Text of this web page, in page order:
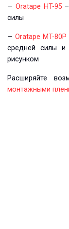
— Oratape HT-95–
силы
—Oratape MT-80P
средней силы и
рисунком
Расширяйте
монтажными